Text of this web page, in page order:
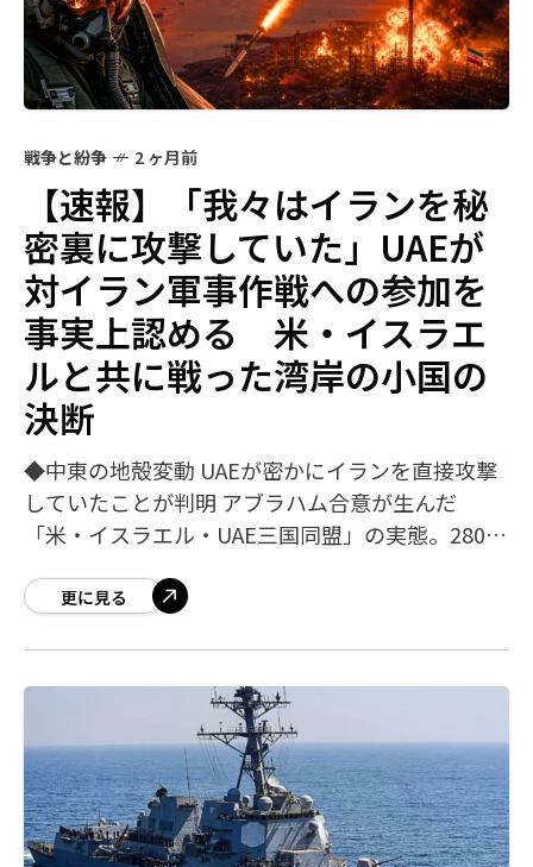
戦争と紛争 2 ヶ月前
【速報】「我々はイランを秘
密裏に攻撃していた」UAEが
対イラン軍事作戦への参加を
事実上認める 米・イスラエ
ルと共に戦った湾岸の小国の
決断
◆中東の地殻変動 UAEが密かにイランを直接攻撃
していたことが判明 アブラハム合意が生んだ
「米・イスラエル・UAE三国同盟」の実態。2800
島製油所空爆の主犯はイスラエルで
更に見る